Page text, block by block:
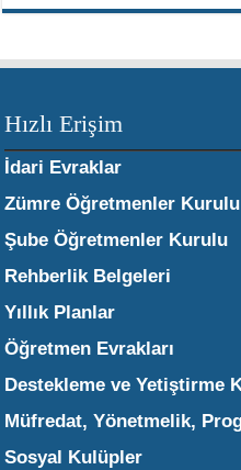
Hızlı Erişim
İdari Evraklar
Zümre Öğretmenler Kurulu
Şube Öğretmenler Kurulu
Rehberlik Belgeleri
Yıllık Planlar
Öğretmen Evrakları
Destekleme ve Yetiştirme
Müfredat, Yönetmelik,
Sosyal Kulüpler